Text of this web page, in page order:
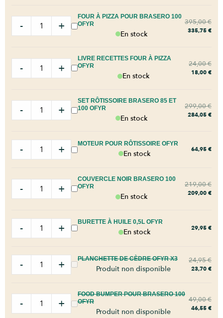
FOUR À PIZZA POUR BRASERO 100
OFYR
En stock
- + 395,00€
335,75 €
LIVRE RECETTES FOUR À PIZZA
OFYR
En stock
- + 24,00€
18,00 €
SET RÔTISSOIRE BRASERO 85 ET
100 OFYR
En stock
- + 299,00€
284,05 €
MOTEUR POUR RÔTISSOIRE OFYR
En stock
- + 64,95 €
COUVERCLE NOIR BRASERO 100
OFYR
En stock
- + 219,00€
209,00 €
BURETTE À HUILE 0,5L OFYR
En stock
- + 29,95 €
PLANCHETTE DE CÈDRE OFYR X3
Produit non disponible
- + 24,95€
23,70 €
FOOD BUMPER POUR BRASERO 100
OFYR
Produit non disponible
- + 49,00€
46,55 €